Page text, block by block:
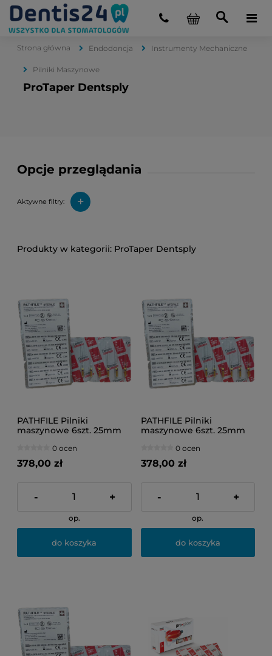
Strona główna Endodoncja Instrumenty Mechaniczne
Pilniki Maszynowe
ProTaper Dentsply
Opcje przeglądania
Aktywne filtry: +
ProTaper Dentsply
PATHFILE Pilniki
maszynowe 6szt. 25mm
0 ocen
378,00 zł
- +
op.
do koszyka
PATHFILE Pilniki
maszynowe 6szt. 25mm
0 ocen
378,00 zł
- +
op.
do koszyka